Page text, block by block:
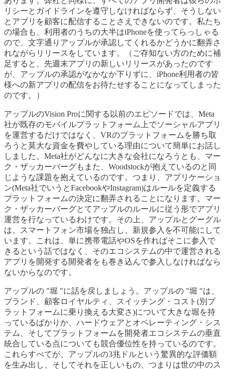
リシーとガイドラインを遵守しなければならず、そうしない
とアプリを顧客に配信することさえできないのです。私たち
の場合も、利用者のうちの大半はiPhoneを使ってらっしゃる
ので、文字通りアップルが承認してくれるかどうかに翻弄さ
れながらリリースをしています。（ご存知ない方のために補
足すると、先週末アプリの新しいリリースがあったのです
が、アップルの承認がなかなか下りずに、iPhone利用者の皆
様への新アプリの配信をお待たせすることになってしまった
のです。）
アップルのVision Proに関する以前のエピソードでは、Meta
社が既存のモバイルプラットフォーム上でソーシャルアプリ
を運営するだけではなく、VRのプラットフォームを勝ち取
ろうと莫大な資金を費やしている理由について簡単にお話し
しました。Meta社がどんなに大きな会社になろうとも、マー
ク・ザッカーバーグもまた、Woodstockが抱えているのと同
じような課題を抱えているのです。つまり、アプリケーショ
ン(Meta社でいうとFacebookやInstagram)はルールを定義する
プラットフォームの決定に翻弄されることになります。マー
ク・ザッカーバーグとてアップルのルールに従う形でアプリ
運営を行なっているわけです。その上、アップルとグーグル
は、スマートフォン市場を独占し、新規参入を不可能にして
います。これは、単に携帯電話やOSを作ればそこに参入で
きるという話ではなく、そのエコシステムの中で運営される
アプリを開発する開発者をも巻き込んで参入しなければなら
ないからなのです。
アップルの "堀 "に話を戻しましょう。アップルの "堀 "は、
ブランド、顧客ロイヤルティ、スイッチング・コスト(別プ
ラットフォームに乗り換える大変さ)について大きな堀を持
っているばかりか、ハードウェアとオペレーティング・シス
テム、そしてプラットフォームを開発者エコシステムの垂直
統合している点についても競合優位性を持っているのです。
これらすべてが、アップルの3兆ドルという驚異的な評価額
を生み出し、そしてそれを正しいもの、つまりは世の中のス